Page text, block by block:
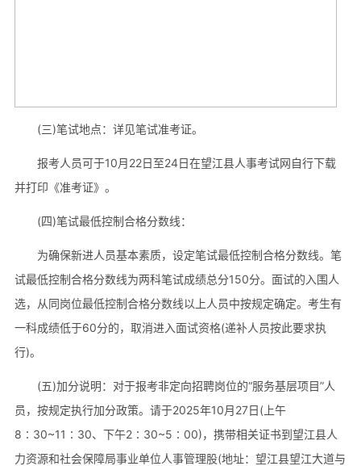
(三)笔试地点：详见笔试准考证。
报考人员可于10月22日至24日在望江县人事考试网自行下载
并打印《准考证》。
(四)笔试最低控制合格分数线：
为确保新进人员基本素质，设定笔试最低控制合格分数线。笔
试最低控制合格分数线为两科笔试成绩总分150分。面试的入围人
选，从同岗位最低控制合格分数线以上人员中按规定确定。考生有
一科成绩低于60分的，取消进入面试资格(递补人员按此要求执
行)。
(五)加分说明：对于报考非定向招聘岗位的“服务基层项目”人
员，按规定执行加分政策。请于2025年10月27日(上午
8∶30~11∶30、下午2∶30~5∶00)，携带相关证书到望江县人
力资源和社会保障局事业单位人事管理股(地址：望江县望江大道与